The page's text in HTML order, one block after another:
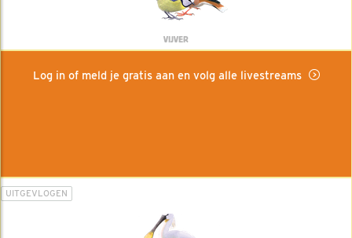
VIJVER
Log in of meld je gratis aan en volg alle livestreams
UITGEVLOGEN